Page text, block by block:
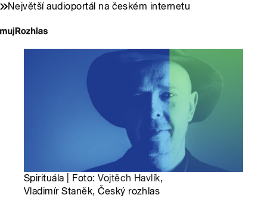
Největší audioportál na českém internetu
Spirituála | Foto:Vojtěch Havlík,
Vladimír Staněk, Český rozhlas